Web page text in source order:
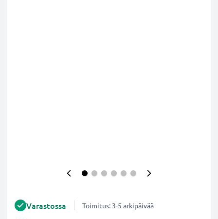
Varastossa Toimitus: 3-5 arkipäivää